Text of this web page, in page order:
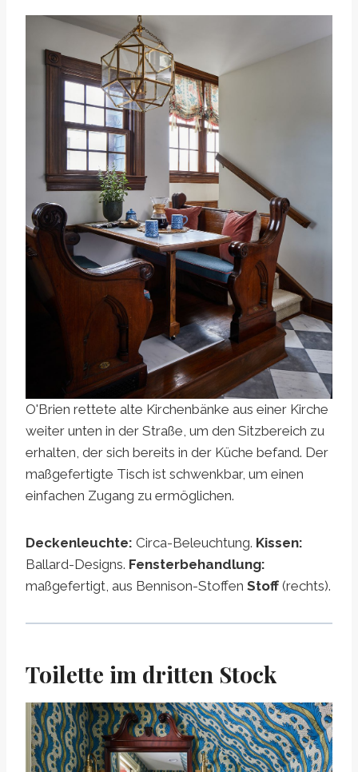
O'Brien rettete alte Kirchenbänke aus einer Kirche
weiter unten in der Straße, um den Sitzbereich zu
erhalten, der sich bereits in der Küche befand. Der
maßgefertigte Tisch ist schwenkbar, um einen
einfachen Zugang zu ermöglichen.
Deckenleuchte: Circa-Beleuchtung. Kissen:
Ballard-Designs. Fensterbehandlung:
maßgefertigt, aus Bennison-Stoffen Stoff (rechts).
Toilette im dritten Stock